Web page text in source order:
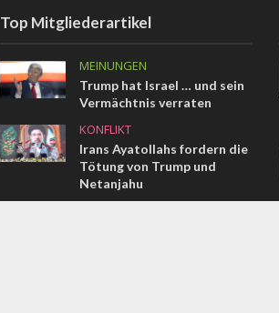
Top Mitgliederartikel
MEINUNGEN
Trump hat Israel … und sein
Vermächtnis verraten
KONFLIKT
Irans Ayatollahs fordern die
Tötung von Trump und
Netanjahu